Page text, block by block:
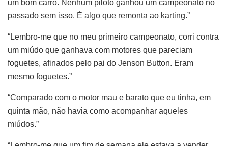
um bom carro. Nenhum piloto ganhou um campeonato no
passado sem isso. É algo que remonta ao karting.”
“Lembro-me que no meu primeiro campeonato, corri contra
um miúdo que ganhava com motores que pareciam
foguetes, afinados pelo pai do Jenson Button. Eram
mesmo foguetes.”
“Comparado com o motor mau e barato que eu tinha, em
quinta mão, não havia como acompanhar aqueles
miúdos.”